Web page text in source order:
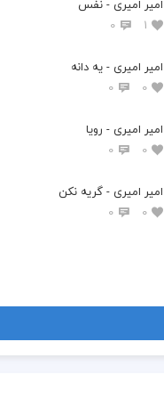
امیر امیری - نفس
1
0
امیر امیری - یه دانه
0
0
امیر امیری - رویا
0
0
امیر امیری - گریه نکن
0
0